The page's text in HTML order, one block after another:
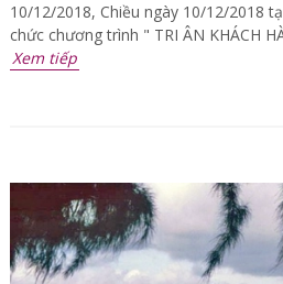
10/12/2018, Chiều ngày 10/12/2018
chức chương trình " TRI ÂN KHÁCH
Xem tiếp